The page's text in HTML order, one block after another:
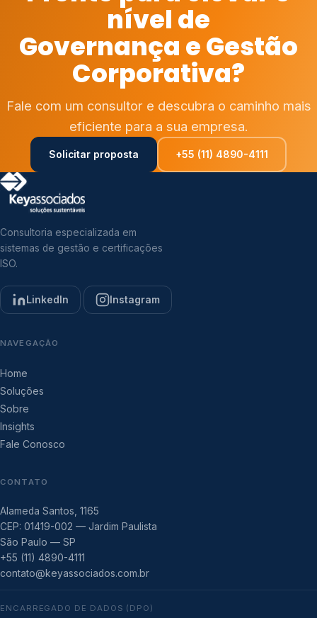
nível de
Governança e Gestão
Corporativa?
Fale com um consultor e descubra o caminho mais
eficiente para a sua empresa.
Solicitar proposta +55 (11) 4890-4111
Consultoria especializada em
sistemas de gestão e certificações
ISO.
LinkedIn Instagram
NAVEGAÇÃO
Home
Soluções
Sobre
Insights
Fale Conosco
CONTATO
Alameda Santos, 1165
CEP: 01419-002 — Jardim Paulista
São Paulo — SP
+55 (11) 4890-4111
contato@keyassociados.com.br
ENCARREGADO DE DADOS (DPO)